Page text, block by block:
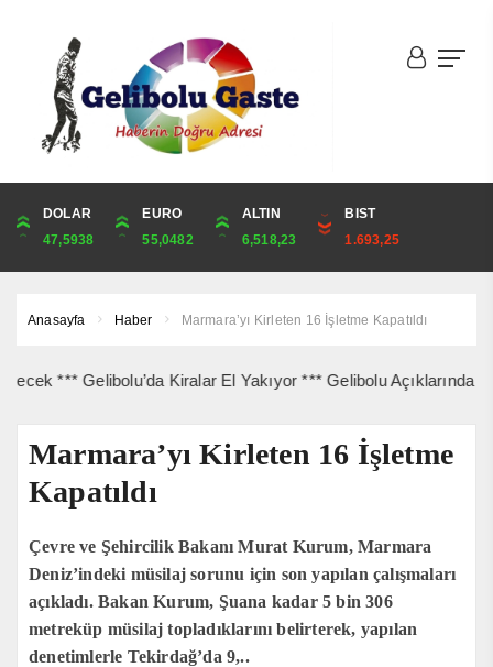
DOLAR
47,5938
EURO
55,0482
ALTIN
6,518,23
BIST
1.693,25
ONS
4,259,33
ALTIN
6,518,23
ÇEYREK
10,657,31
CUMHURİYET
43,729,00
Anasayfa Haber Marmara’yı Kirleten 16 İşletme Kapatıldı
Kiralar El Yakıyor *** Gelibolu Açıklarında Gemi
Marmara’yı Kirleten 16 İşletme
Kapatıldı
Çevre ve Şehircilik Bakanı Murat Kurum, Marmara
Deniz’indeki müsilaj sorunu için son yapılan çalışmaları
açıkladı. Bakan Kurum, Şuana kadar 5 bin 306
metreküp müsilaj topladıklarını belirterek, yapılan
denetimlerle Tekirdağ’da 9,..